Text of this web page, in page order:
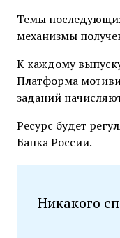
Темы
механизмы
К каждому
Платформа
заданий
Ресурс будет
Банка России.
Никакого